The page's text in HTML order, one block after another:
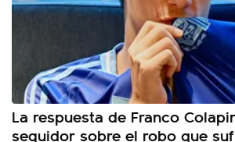
La respuesta de Franco
seguidor sobre el robo que